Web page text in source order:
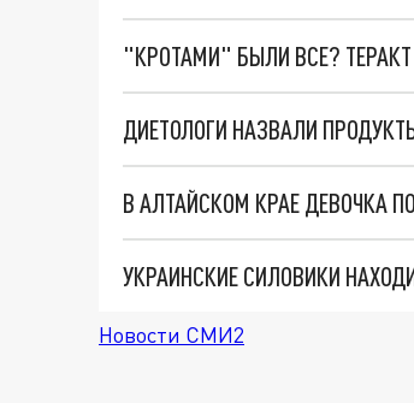
"КРОТАМИ" БЫЛИ ВСЕ?
ДИЕТОЛОГИ НАЗВАЛИ
Новости СМИ2